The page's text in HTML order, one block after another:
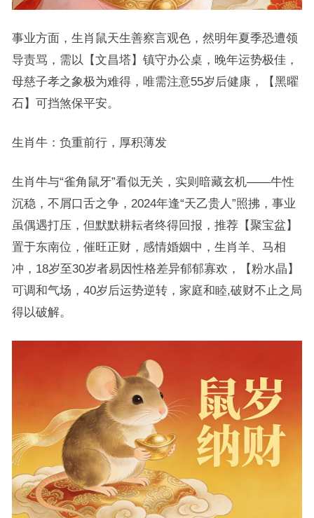
事业方面，生肖鼠天生善察言观色，然明年夏季恐遭领
导责骂，需以【文昌塔】镇守办公桌，晚年运势极佳，
母慈子孝之象极为难得，唯需注意55岁后健康，【黑曜
石】可挡煞保平安。
生肖牛：负重前行，厚积薄发
生肖牛与“雀角鼠牙”看似无关，实则暗藏玄机——牛性
沉稳，不屑口舌之争，2024年逢“天乙贵人”照拂，事业
虽偶遇打压，但默默耕耘者终得回报，推荐【聚宝盆】
置于东南位，催旺正财，感情婚姻中，生肖羊、马相
冲，18岁至30岁者易因性格差异郁郁寡欢，【粉水晶】
可调和气场，40岁后运势逆转，家庭和睦,破财不止之局
得以破解。